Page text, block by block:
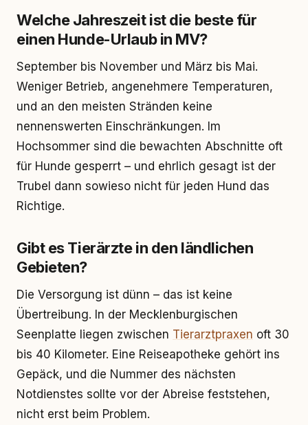
Welche Jahreszeit ist die beste für
einen Hunde-Urlaub in MV?
September bis November und März bis Mai.
Weniger Betrieb, angenehmere Temperaturen,
und an den meisten Stränden keine
nennenswerten Einschränkungen. Im
Hochsommer sind die bewachten Abschnitte oft
für Hunde gesperrt – und ehrlich gesagt ist der
Trubel dann sowieso nicht für jeden Hund das
Richtige.
Gibt es Tierärzte in den ländlichen
Gebieten?
Die Versorgung ist dünn – das ist keine
Übertreibung. In der Mecklenburgischen
Seenplatte liegen zwischen Tierarztpraxen oft 30
bis 40 Kilometer. Eine Reiseapotheke gehört ins
Gepäck, und die Nummer des nächsten
Notdienstes sollte vor der Abreise feststehen,
nicht erst beim Problem.